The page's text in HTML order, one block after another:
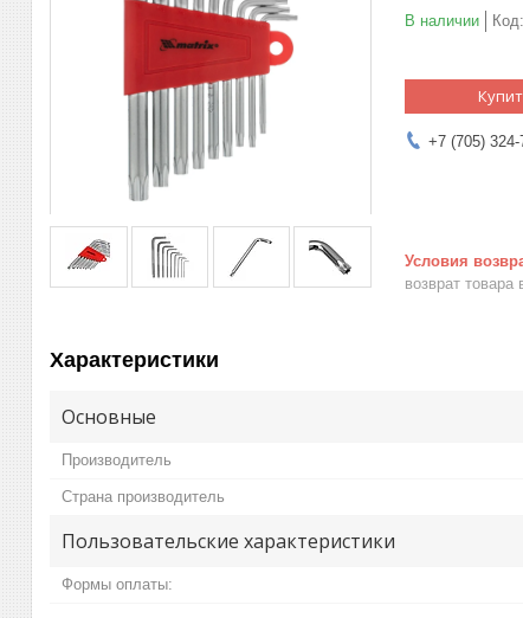
В наличии Код:
+7 (705) 324-
возврат товара
Характеристики
Основные
Производитель
Страна производитель
Пользовательские характеристики
Формы оплаты: